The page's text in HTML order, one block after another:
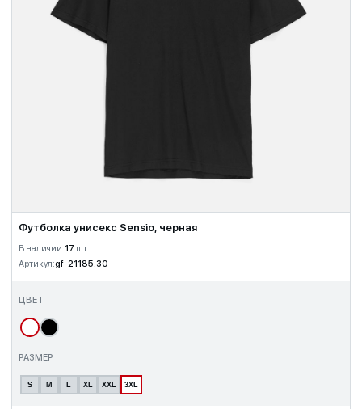
Футболка унисекс Sensio, черная
В наличии:17 шт.
Артикул:gf-21185.30
ЦВЕТ
РАЗМЕР
S M L XL XXL 3XL